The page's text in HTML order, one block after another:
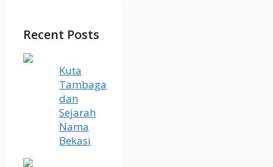
Recent Posts
Kuta
Tambaga
dan
Sejarah
Nama
Bekasi